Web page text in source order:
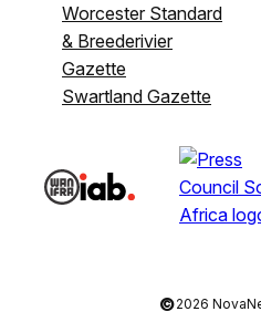
Worcester Standard
& Breederivier
Gazette
Swartland Gazette
©2026